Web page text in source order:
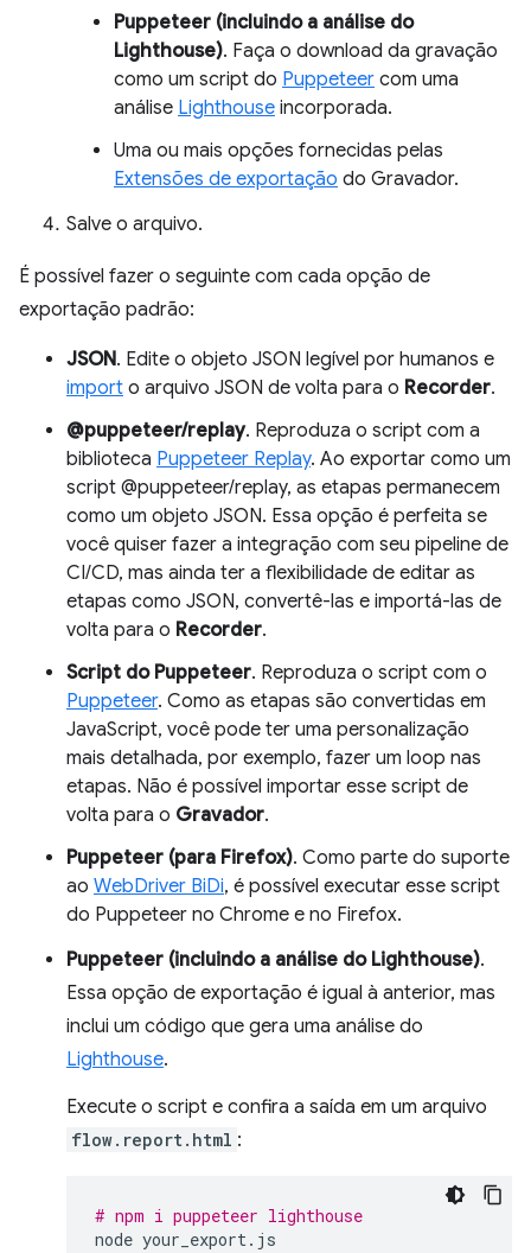
Puppeteer (incluindo a análise do
Lighthouse). Faça o download da gravação
como um script do Puppeteer com uma
análise Lighthouse incorporada.
Uma ou mais opções fornecidas pelas
Extensões de exportação do Gravador.
Salve o arquivo.
É possível fazer o seguinte com cada opção de
exportação padrão:
JSON. Edite o objeto JSON legível por humanos e
import o arquivo JSON de volta para o Recorder.
@puppeteer/replay. Reproduza o script com a
biblioteca Puppeteer Replay. Ao exportar como um
script @puppeteer/replay, as etapas permanecem
como um objeto JSON. Essa opção é perfeita se
você quiser fazer a integração com seu pipeline de
CI/CD, mas ainda ter a flexibilidade de editar as
etapas como JSON, convertê-las e importá-las de
volta para o Recorder.
Script do Puppeteer. Reproduza o script com o
Puppeteer. Como as etapas são convertidas em
JavaScript, você pode ter uma personalização
mais detalhada, por exemplo, fazer um loop nas
etapas. Não é possível importar esse script de
volta para o Gravador.
Puppeteer (para Firefox). Como parte do suporte
ao WebDriver BiDi, é possível executar esse script
do Puppeteer no Chrome e no Firefox.
Puppeteer (incluindo a análise do Lighthouse).
Essa opção de exportação é igual à anterior, mas
inclui um código que gera uma análise do
Lighthouse.
Execute o script e confira a saída em um arquivo
flow.report.html :
# npm i puppeteer lighthouse
node